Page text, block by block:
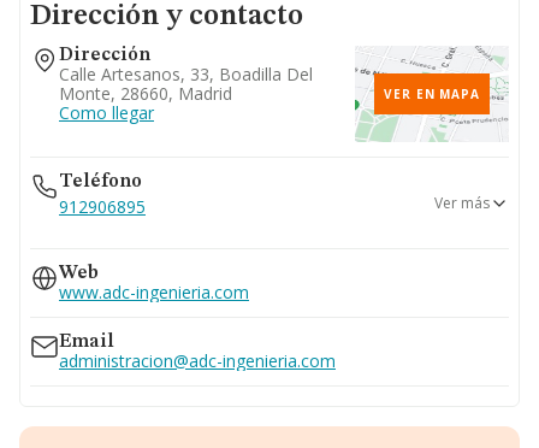
Dirección y contacto
Dirección
Calle Artesanos, 33, Boadilla Del
Monte, 28660, Madrid
Como llegar
VER EN MAPA
Teléfono
912906895
910242952
699...
Ver teléfono 699...
Ver más
Web
www.adc-ingenieria.com
Email
administracion@adc-ingenieria.com